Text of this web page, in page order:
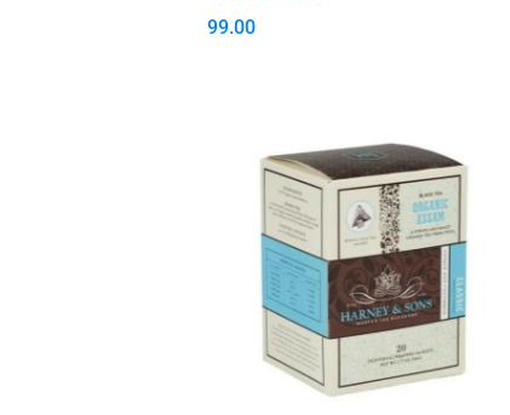
99.00